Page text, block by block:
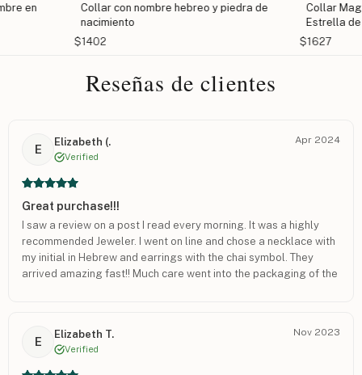
Collar
Estrella de
$1627
en
Collar con nombre hebreo y piedra de
nacimiento
$1402
Reseñas de clientes
E
Elizabeth (.
Verified
Apr 2024
Great purchase!!!
I saw a review on a post I read every morning. It was a highly
recommended Jeweler. I went on line and chose a necklace with
my initial in Hebrew and earrings with the chai symbol. They
arrived amazing fast!! Much care went into the packaging of the
E
Elizabeth T.
Verified
Nov 2023